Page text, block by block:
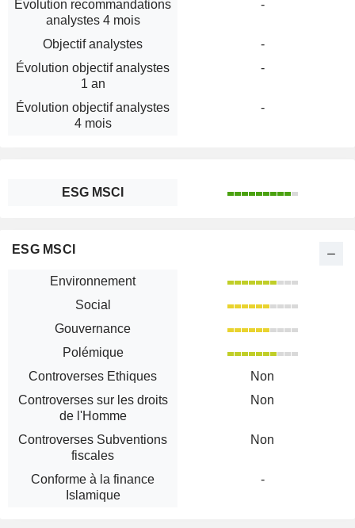
Évolution recommandations
analystes 4 mois
-
Objectif analystes
-
Évolution objectif analystes
1 an
-
Évolution objectif analystes
4 mois
-
ESG MSCI
ESG MSCI
Environnement
Social
Gouvernance
Polémique
Controverses Ethiques
Non
Controverses sur les droits
de l'Homme
Non
Controverses Subventions
fiscales
Non
Conforme à la finance
Islamique
-